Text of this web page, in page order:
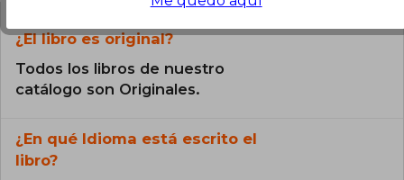
¿El libro es original?
Todos los libros de nuestro
catálogo son Originales.
¿En qué Idioma está escrito el
libro?